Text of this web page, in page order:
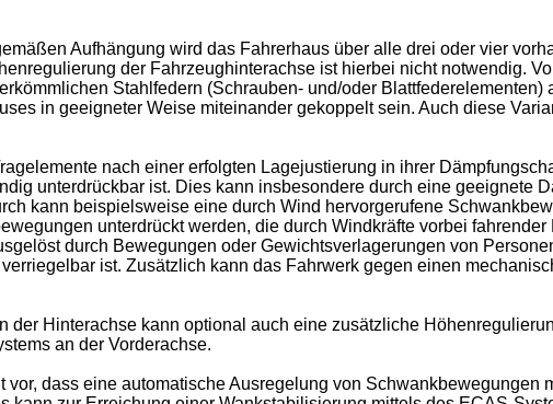
Aufhängung wird das Fahrerhaus über alle drei oder vier
der Fahrzeughinterachse ist hierbei nicht notwendig.
Stahlfedern (Schrauben- und/oder
in geeigneter Weise miteinander gekoppelt sein. Auch diese
nach einer erfolgten Lagejustierung in ihrer
unterdrückbar ist. Dies kann insbesondere durch eine geeignete
kann beispielsweise eine durch Wind hervorgerufene
unterdrückt werden, die durch Windkräfte vorbei
durch Bewegungen oder Gewichtsverlagerungen von
ist. Zusätzlich kann das Fahrwerk gegen einen
der Hinterachse kann optional auch eine zusätzliche
an der Vorderachse.
dass eine automatische Ausregelung von Schwankbewegungen